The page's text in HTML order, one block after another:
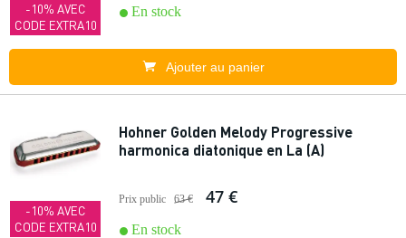
-10% AVEC
CODE EXTRA10
En stock
Ajouter au panier
-10% AVEC
CODE EXTRA10
Hohner Golden Melody Progressive
harmonica diatonique en La (A)
Prix public 63 € 47 €
En stock